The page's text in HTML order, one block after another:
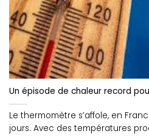
Un épisode de chaleur record
Le thermomètre s’affole, en
jours. Avec des températures